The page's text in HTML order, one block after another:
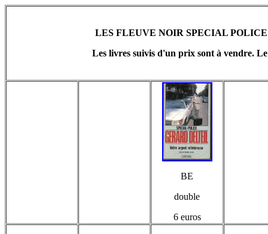
LES FLEUVE NOIR SPECIAL POLICE
Les livres suivis d'un prix sont à vendre.
BE
double
6 euros